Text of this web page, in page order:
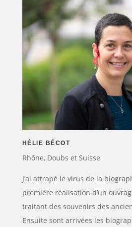
HÉLIE BÉCOT
Rhône, Doubs et Suisse
J’ai attrapé le virus de la
première réalisation d’un
traitant des souvenirs des
Ensuite sont arrivées les